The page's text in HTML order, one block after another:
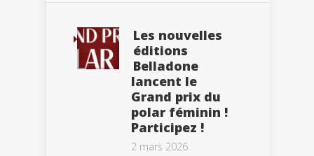
Les nouvelles
éditions
Belladone
lancent le
Grand prix du
polar féminin !
Participez !
2 mars 2026